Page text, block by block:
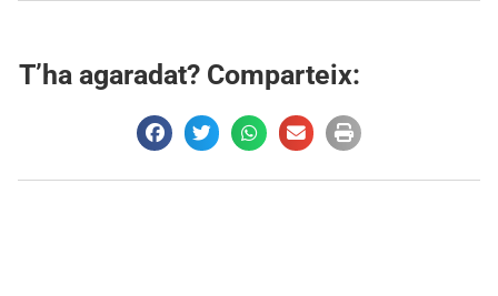
T’ha agaradat? Comparteix: